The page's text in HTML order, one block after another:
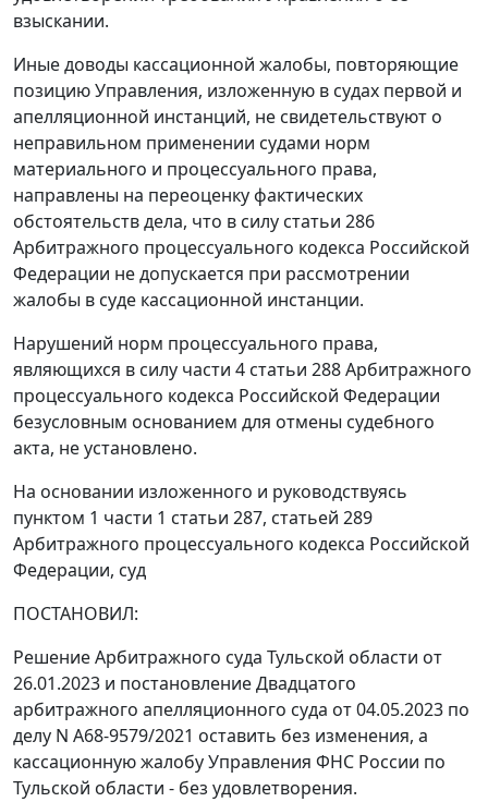
взыскании.
Иные доводы кассационной жалобы, повторяющие
позицию Управления, изложенную в судах первой и
апелляционной инстанций, не свидетельствуют о
неправильном применении судами норм
материального и процессуального права,
направлены на переоценку фактических
обстоятельств дела, что в силу статьи 286
Арбитражного процессуального кодекса Российской
Федерации не допускается при рассмотрении
жалобы в суде кассационной инстанции.
Нарушений норм процессуального права,
являющихся в силу части 4 статьи 288 Арбитражного
процессуального кодекса Российской Федерации
безусловным основанием для отмены судебного
акта, не установлено.
На основании изложенного и руководствуясь
пунктом 1 части 1 статьи 287, статьей 289
Арбитражного процессуального кодекса Российской
Федерации, суд
ПОСТАНОВИЛ:
Решение Арбитражного суда Тульской области от
26.01.2023 и постановление Двадцатого
арбитражного апелляционного суда от 04.05.2023 по
делу N А68-9579/2021 оставить без изменения, а
кассационную жалобу Управления ФНС России по
Тульской области - без удовлетворения.